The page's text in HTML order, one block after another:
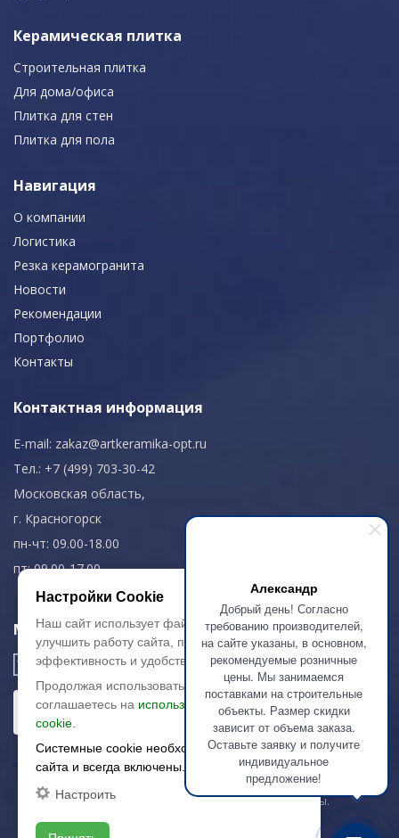
Александр
Добрый день! Согласно
требованию производителей,
на сайте указаны, в основном,
рекомендуемые розничные
цены. Мы занимаемся
поставками на строительные
объекты. Размер скидки
зависит от объема заказа.
Оставьте заявку и получите
индивидуальное
предложение!
Керамическая плитка
Строительная плитка
Для дома/офиса
Плитка для стен
Плитка для пола
Навигация
О компании
Логистика
Резка керамогранита
Новости
Рекомендации
Портфолио
Контакты
Контактная информация
E-mail: zakaz@artkeramika-opt.ru
Тел.: +7 (499) 703-30-42
Московская область,
г. Красногорск
пн-чт: 09.00-18.00
пт: 09.00-17.00
Мы в соц. сетях
© 2003-2026 «Арткерамика». Все права защищены.
Настройки Cookie
Наш сайт использует файлы cookie, чтобы
улучшить работу сайта, повысить его
эффективность и удобство.
Продолжая использовать сайт, вы
соглашаетесь на использование файлов
cookie.
Системные cookie необходимы для работы
сайта и всегда включены.
Настроить